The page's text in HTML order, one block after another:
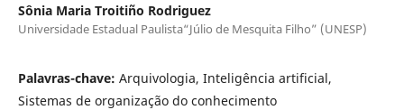
Sônia Maria Troitiño Rodriguez
Universidade Estadual Paulista“Júlio de Mesquita Filho” (UNESP)
Palavras-chave: Arquivologia, Inteligência artificial,
Sistemas de organização do conhecimento